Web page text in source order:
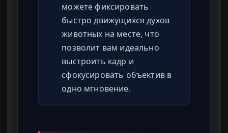
можете фиксировать
быстро движущихся духов
животных на месте, что
позволит вам идеально
выстроить кадр и
сфокусировать объектив в
одно мгновение.